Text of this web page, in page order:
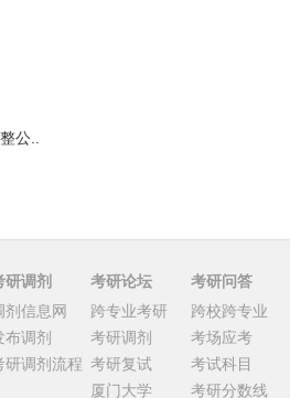
公..
研调剂
剂信息网
布调剂
研调剂流程
考研论坛
跨专业考研
考研调剂
考研复试
厦门大学
考研问答
跨校跨专业
考场应考
考试科目
考研分数线